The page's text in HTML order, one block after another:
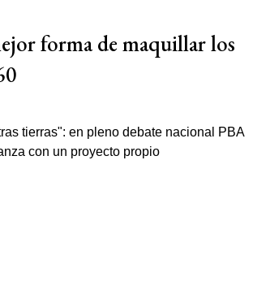
forma de maquillar los